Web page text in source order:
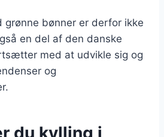
grønne bønner er derfor ikke
en del af den danske
med at udvikle sig og
og
du kylling i